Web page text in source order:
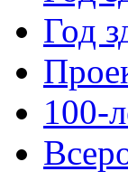
Год
100-